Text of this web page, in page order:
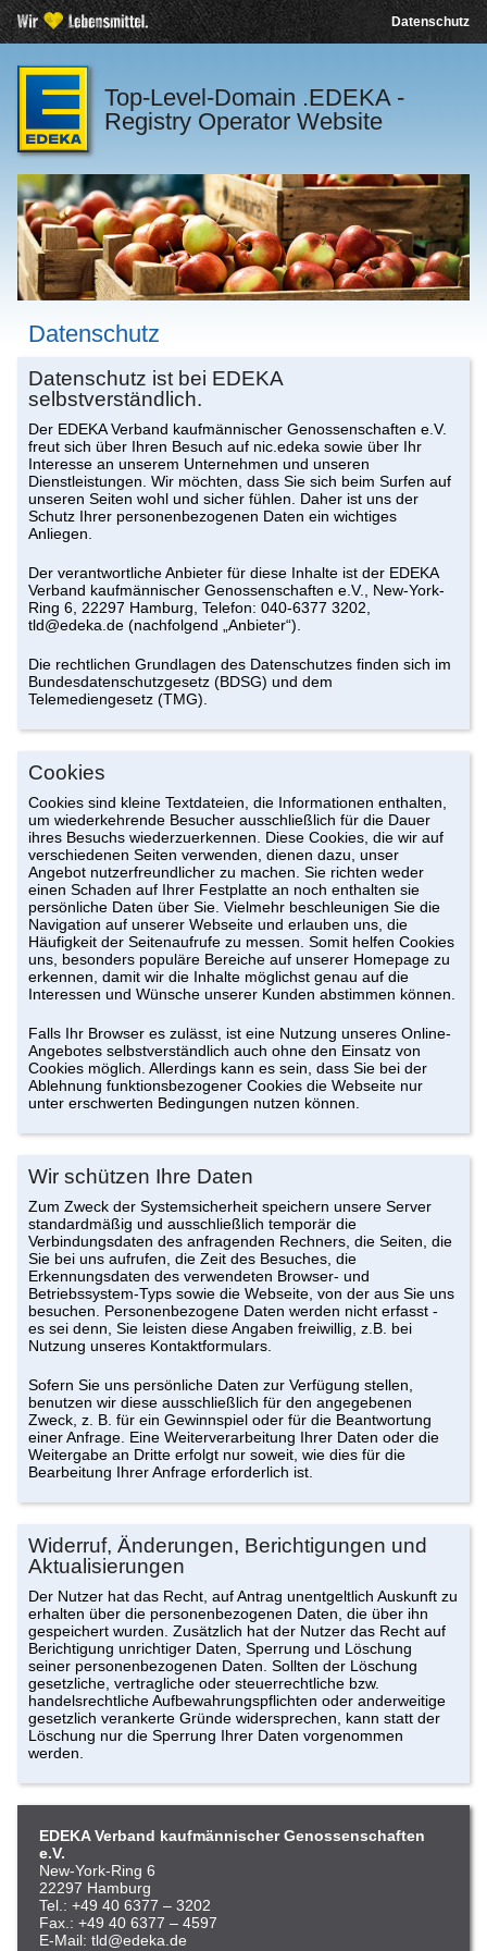
Datenschutz
Top-Level-Domain .EDEKA -
Registry Operator Website
Datenschutz
Datenschutz ist bei EDEKA
selbstverständlich.
Der EDEKA Verband kaufmännischer Genossenschaften e.V.
freut sich über Ihren Besuch auf nic.edeka sowie über Ihr
Interesse an unserem Unternehmen und unseren
Dienstleistungen. Wir möchten, dass Sie sich beim Surfen auf
unseren Seiten wohl und sicher fühlen. Daher ist uns der
Schutz Ihrer personenbezogenen Daten ein wichtiges
Anliegen.
Der verantwortliche Anbieter für diese Inhalte ist der EDEKA
Verband kaufmännischer Genossenschaften e.V., New-York-
Ring 6, 22297 Hamburg, Telefon: 040-6377 3202,
tld@edeka.de (nachfolgend „Anbieter“).
Die rechtlichen Grundlagen des Datenschutzes finden sich im
Bundesdatenschutzgesetz (BDSG) und dem
Telemediengesetz (TMG).
Cookies
Cookies sind kleine Textdateien, die Informationen enthalten,
um wiederkehrende Besucher ausschließlich für die Dauer
ihres Besuchs wiederzuerkennen. Diese Cookies, die wir auf
verschiedenen Seiten verwenden, dienen dazu, unser
Angebot nutzerfreundlicher zu machen. Sie richten weder
einen Schaden auf Ihrer Festplatte an noch enthalten sie
persönliche Daten über Sie. Vielmehr beschleunigen Sie die
Navigation auf unserer Webseite und erlauben uns, die
Häufigkeit der Seitenaufrufe zu messen. Somit helfen Cookies
uns, besonders populäre Bereiche auf unserer Homepage zu
erkennen, damit wir die Inhalte möglichst genau auf die
Interessen und Wünsche unserer Kunden abstimmen können.
Falls Ihr Browser es zulässt, ist eine Nutzung unseres Online-
Angebotes selbstverständlich auch ohne den Einsatz von
Cookies möglich. Allerdings kann es sein, dass Sie bei der
Ablehnung funktionsbezogener Cookies die Webseite nur
unter erschwerten Bedingungen nutzen können.
Wir schützen Ihre Daten
Zum Zweck der Systemsicherheit speichern unsere Server
standardmäßig und ausschließlich temporär die
Verbindungsdaten des anfragenden Rechners, die Seiten, die
Sie bei uns aufrufen, die Zeit des Besuches, die
Erkennungsdaten des verwendeten Browser- und
Betriebssystem-Typs sowie die Webseite, von der aus Sie uns
besuchen. Personenbezogene Daten werden nicht erfasst -
es sei denn, Sie leisten diese Angaben freiwillig, z.B. bei
Nutzung unseres Kontaktformulars.
Sofern Sie uns persönliche Daten zur Verfügung stellen,
benutzen wir diese ausschließlich für den angegebenen
Zweck, z. B. für ein Gewinnspiel oder für die Beantwortung
einer Anfrage. Eine Weiterverarbeitung Ihrer Daten oder die
Weitergabe an Dritte erfolgt nur soweit, wie dies für die
Bearbeitung Ihrer Anfrage erforderlich ist.
Widerruf, Änderungen, Berichtigungen und
Aktualisierungen
Der Nutzer hat das Recht, auf Antrag unentgeltlich Auskunft zu
erhalten über die personenbezogenen Daten, die über ihn
gespeichert wurden. Zusätzlich hat der Nutzer das Recht auf
Berichtigung unrichtiger Daten, Sperrung und Löschung
seiner personenbezogenen Daten. Sollten der Löschung
gesetzliche, vertragliche oder steuerrechtliche bzw.
handelsrechtliche Aufbewahrungspflichten oder anderweitige
gesetzlich verankerte Gründe widersprechen, kann statt der
Löschung nur die Sperrung Ihrer Daten vorgenommen
werden.
EDEKA Verband kaufmännischer Genossenschaften
e.V.
New-York-Ring 6
22297 Hamburg
Tel.: +49 40 6377 – 3202
Fax.: +49 40 6377 – 4597
E-Mail: tld@edeka.de